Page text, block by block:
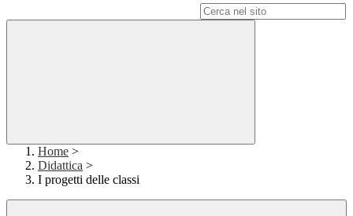
Home >
Didattica >
I progetti delle classi